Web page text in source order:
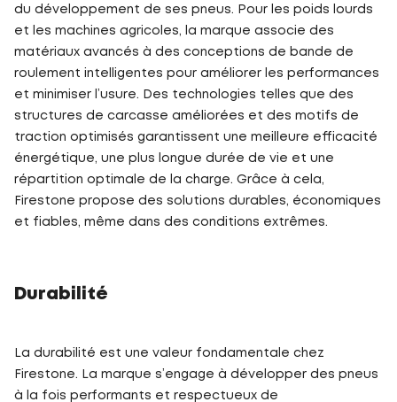
du développement de ses pneus. Pour les poids lourds
et les machines agricoles, la marque associe des
matériaux avancés à des conceptions de bande de
roulement intelligentes pour améliorer les performances
et minimiser l’usure. Des technologies telles que des
structures de carcasse améliorées et des motifs de
traction optimisés garantissent une meilleure efficacité
énergétique, une plus longue durée de vie et une
répartition optimale de la charge. Grâce à cela,
Firestone propose des solutions durables, économiques
et fiables, même dans des conditions extrêmes.
Durabilité
La durabilité est une valeur fondamentale chez
Firestone. La marque s’engage à développer des pneus
à la fois performants et respectueux de